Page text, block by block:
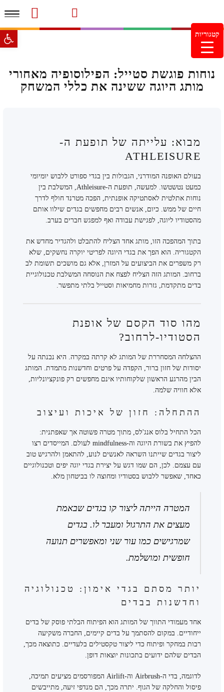
מוצרים חדשים
צור קשר מעקב הזמנות
נוחות פוגשת סטייל: הפילוסופיה מאחורי
מותג היוגה ששינה את כללי המשחק
מבוא: עלייתה של תופעת ה-
ATHLEISURE
בעולם האופנה המודרני, הגבולות בין בגדי ספורט ללבוש יומיומי
כמעט נטשטשו. למעשה, תופעת ה-Athleisure, המשלבת בין
נוחות אתלטית לאסתטיקה אופנתית, הפכה מטרנד חולף לדרך
חיים של ממש. כיום, אנשים רבים מחפשים בגדים שילוו אותם
מהסטודיו ליוגה, לפגישת עבודה ואף למפגש חברים בערב.
בתוך המהפכה הזו, מותג אחד הצליח להתבלט ולהגדיר מחדש את
הקטגוריה. הוא הפך את בגדי היוגה לפריטי יוקרה נחשקים, שלא
רק משפרים את הביצועים על המזרן, אלא גם מושכים תשומת לב
ברחוב. המותג הזה הצליח לפצח את הנוסחה המשלבת טכנולוגיית
בדים מתקדמת, גזרות מחמיאות וסטייל בלתי מתפשר.
מהו סוד הקסם של אופנת
הסטודיו-לרחוב?
ההצלחה המסחררת של המותג לא קרתה במקרה. היא נבנתה על
יסודות של חזון ברור, הקפדה על פרטים וחדשנות מתמדת. המותג
הבין מהרגע הראשון שלקוחותיו אינם מחפשים רק פונקציונליות,
אלא חוויה שלמה.
ההתחלה: חזון של איכות ועיצוב
הכל התחיל בלוס אנג'לס, מתוך מטרה פשוטה אך שאפתנית:
להפיץ את בשורת היוגה וה-mindfulness לעולם. המייסדים רצו
ליצור בגדים שייתנו השראה לאנשים לנוע, להתאמן ולהרגיש טוב
עם עצמם. לכן, הם שמו דגש על יצירת בגדי יוגה יפים וטכנולוגיים
כאחד, שאפשר ללבוש בסטודיו ומחוצה לו בביטחון מלא.
המטרה הייתה ליצור קו בגדים שבאמת
מעצים את התרגול ומעבר לו. בגדים
שמרגישים כמו עור שני ומאפשרים תנועה
חופשית ומושלמת.
יותר מסתם בגדי אימון: טכנולוגיה
וחדשנות בבדים
אחד מעמודי התווך של המותג הוא הפיתוח הבלתי פוסק של בדים
ייחודיים. במקום להסתמך על בדים קיימים, החברה משקיעה
רבות במחקר ופיתוח כדי ליצור טקסטילים בלעדיים. כתוצאה מכך,
הבדים שלהם ידועים בתכונות יוצאות דופן.
לדוגמה, בדי ה-Airbrush וה-Airlift המפורסמים מציעים תמיכה,
פיסול והחלקה של הגוף. יתרה מכך, הם מנדפי זיעה, מתייבשים
קטגוריות פתח